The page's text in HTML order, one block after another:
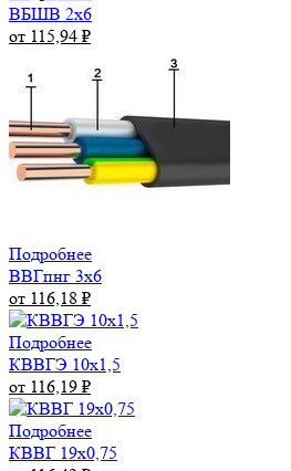
ВБШВ 2х6
от 115,94 ₽
Подробнее
ВВГпнг 3х6
от 116,18 ₽
Подробнее
КВВГЭ 10х1,5
от 116,19 ₽
Подробнее
КВВГ 19х0,75